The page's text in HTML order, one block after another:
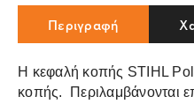
Περιγραφή
Η κεφαλή κοπής STIHL
κοπής. Περιλαμβάνονται